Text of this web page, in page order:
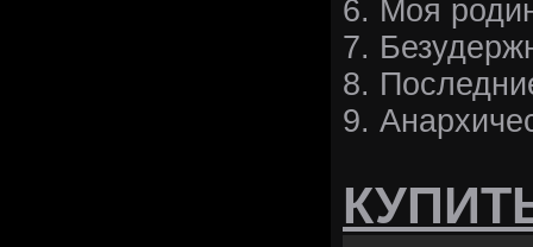
6. Моя
7.
8.
9.